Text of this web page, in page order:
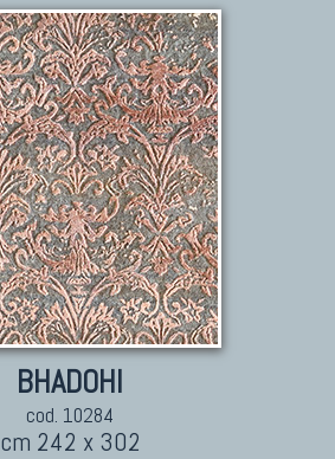
BHADOHI
cod. 10284
cm 242 x 302